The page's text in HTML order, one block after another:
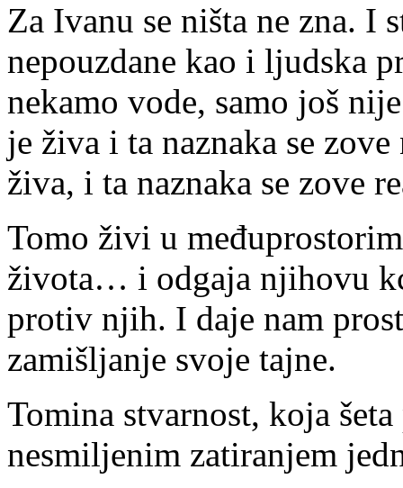
Za Ivanu se ništa ne zna. I
nepouzdane kao i ljudska
nekamo vode, samo još
je živa i ta naznaka se
živa, i ta naznaka se zove
Tomo živi u
života… i odgaja njihovu
protiv njih. I daje nam
zamišljanje svoje tajne.
Tomina stvarnost, koja
nesmiljenim zatiranjem